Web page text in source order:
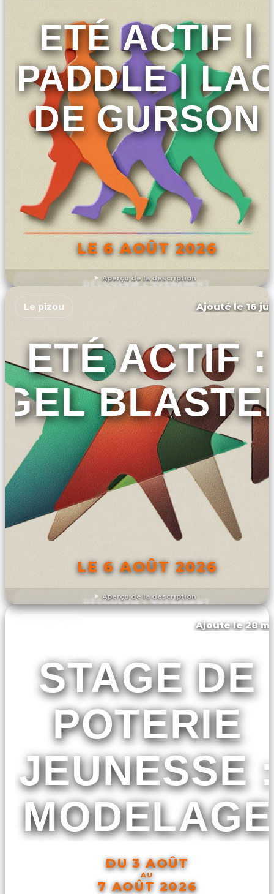
Aperçu de la description
ETÉ ACTIF |
PADDLE |
DE GURSON
LE 6 AOÛT 2026
DÉCOUVRIR L'ÉVÉNEMENT
Aperçu de la description
Le pizou Ajouté le 16
ETÉ ACTIF :
GEL
LE 6 AOÛT 2026
DÉCOUVRIR L'ÉVÉNEMENT
Ajouté le 28
STAGE DE
POTERIE
JEUNESSE
MODELAGE
DU 3 AOÛT
AU
7 AOÛT 2026